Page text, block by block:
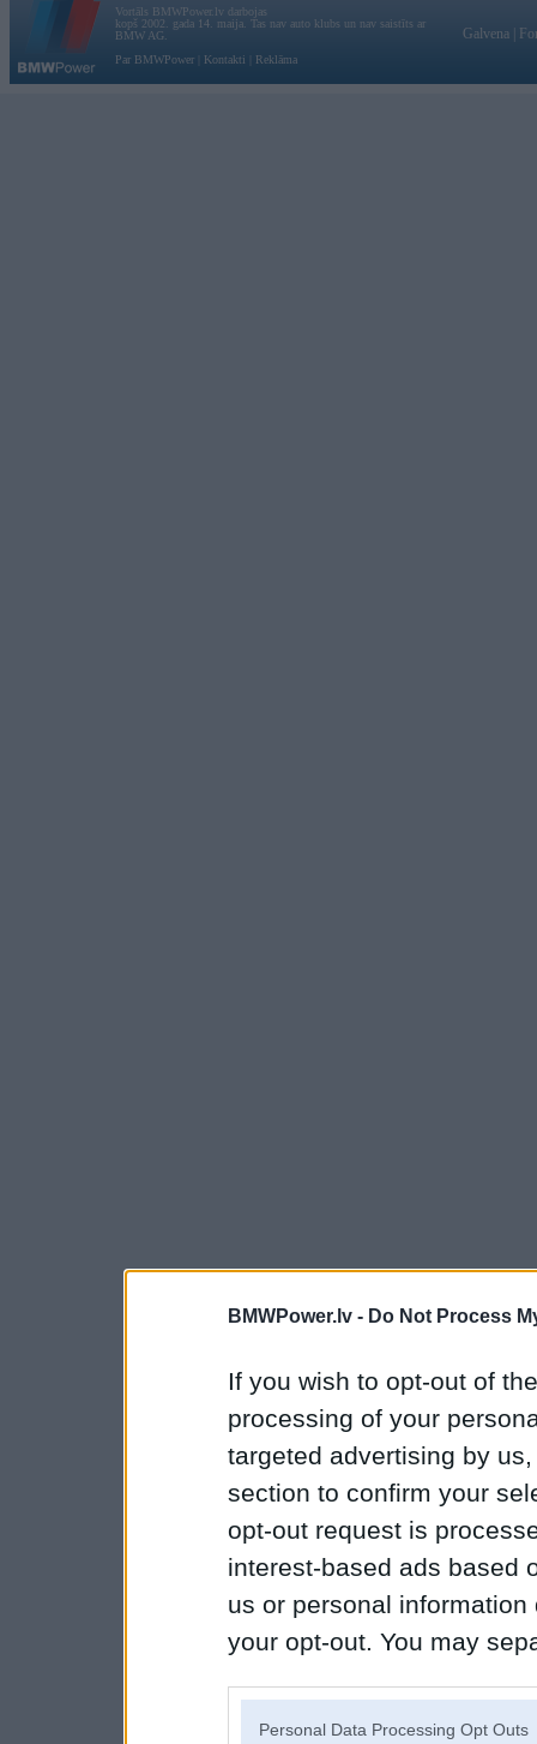
BMWPower.lv - Do Not Process
If you wish to opt-out of
processing of your
targeted advertising by
section to confirm your
opt-out request is
interest-based ads based
us or personal
your opt-out. You may
Personal Data Processing Opt Outs
Vortāls BMWPower.lv darbojas
kopš 2002. gada 14. maija. Tas nav auto klubs un nav saistīts ar
BMW AG.
Par BMWPower
Kontakti Reklāma
Galvena